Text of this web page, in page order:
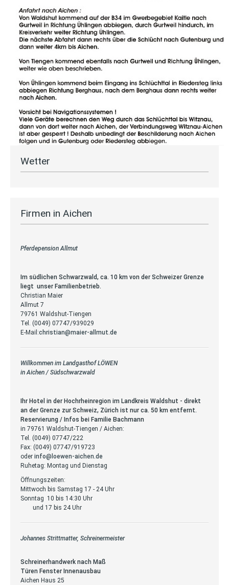
Wetter
Firmen in Aichen
Pferdepension Allmut
Im südlichen Schwarzwald, ca. 10 km von der Schweizer Grenze
liegt unser Familienbetrieb.
Christian Maier
Allmut 7
79761 Waldshut-Tiengen
Tel. (0049) 07747/939029
E-Mail:christian@maier-allmut.de
Willkommen im Landgasthof LÖWEN
in Aichen / Südschwarzwald
Ihr Hotel in der Hochrheinregion im Landkreis Waldshut - direkt
an der Grenze zur Schweiz, Zürich ist nur ca. 50 km entfernt.
Reservierung / Infos bei Familie Bachmann
in 79761 Waldshut-Tiengen / Aichen:
Tel. (0049) 07747/222
Fax: (0049) 07747/919723
oder info@loewen-aichen.de
Ruhetag: Montag und Dienstag
Öffnungszeiten:
Mittwoch bis Samstag 17 - 24 Uhr
Sonntag 10 bis 14:30 Uhr
und 17 bis 24 Uhr
Johannes Strittmatter, Schreinermeister
Schreinerhandwerk nach Maß
Türen Fenster Innenausbau
Aichen Haus 25